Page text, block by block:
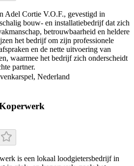
Adel Cortie V.O.F., gevestigd in
bouw- en installatiebedrijf dat zich
betrouwbaarheid en heldere
het bedrijf om zijn professionele
en de nette uitvoering van
waarmee het bedrijf zich onderscheidt
partner.
Nederland
is een lokaal loodgietersbedrijf in